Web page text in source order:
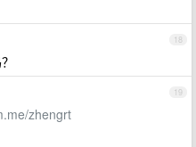
18
19
zhengrt